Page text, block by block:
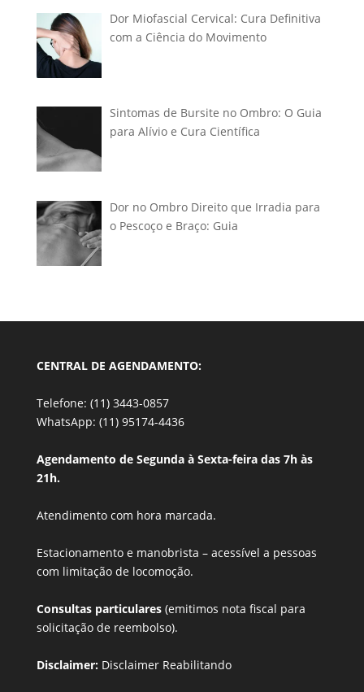
Dor Miofascial Cervical: Cura Definitiva
com a Ciência do Movimento
Sintomas de Bursite no Ombro: O Guia
para Alívio e Cura Científica
Dor no Ombro Direito que Irradia para
o Pescoço e Braço: Guia
CENTRAL DE AGENDAMENTO:
Telefone: (11) 3443-0857
WhatsApp: (11) 95174-4436
Agendamento de Segunda à Sexta-feira das 7h às
21h.
Atendimento com hora marcada.
Estacionamento e manobrista – acessível a pessoas
com limitação de locomoção.
Consultas particulares (emitimos nota fiscal para
solicitação de reembolso).
Disclaimer: Disclaimer Reabilitando